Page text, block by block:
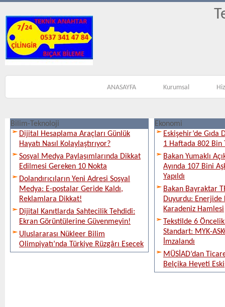
ANASAYFA Kurumsal
Bilim-Teknoloji
Dijital Hesaplama Araçları Günlük
Hayatı Nasıl Kolaylaştırıyor?
Sosyal Medya Paylaşımlarında Dikkat
Edilmesi Gereken 10 Nokta
Dolandırıcıların Yeni Adresi Sosyal
Medya: E-postalar Geride Kaldı,
Reklamlara Dikkat!
Dijital Kanıtlarda Sahtecilik Tehdidi:
Ekran Görüntülerine Güvenmeyin!
Uluslararası Nükleer Bilim
Olimpiyatı’nda Türkiye Rüzgârı Esecek
Ekonomi
Eskişehir’de
1 Haftada 802 Bin
Bakan Yumaklı
Ayında 107 Bini
Yapıldı
Bakan Bayraktar
Duyurdu: Enerjide
Karadeniz Hamlesi
Tekstilde 6
Standart: MYK-
İmzalandı
MÜSİAD’dan
Belçika Heyeti